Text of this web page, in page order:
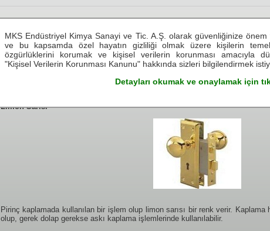
see.live.believe see.live.believe see.live.believe see.live.believe
Limon Sarısı
Pirinç kaplamada kullanılan bir işlem olup limon sarısı bir renk verir. Kaplama
olup, gerek dolap gerekse askı kaplama işlemlerinde kullanılabilir.
MKS Endüstriyel Kimya Sanayi ve Tic. A.Ş. olarak güvenliğinize önem
ve bu kapsamda özel hayatın gizliliği olmak üzere kişilerin
özgürlüklerini korumak ve kişisel verilerin korunması amacıyla
"Kişisel Verilerin Korunması Kanunu" hakkında sizleri bilgilendirmek
Detayları okumak ve onaylamak için